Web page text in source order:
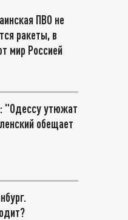
ПВО не
ракеты, в
мир Россией
"Одессу утюжат
обещает